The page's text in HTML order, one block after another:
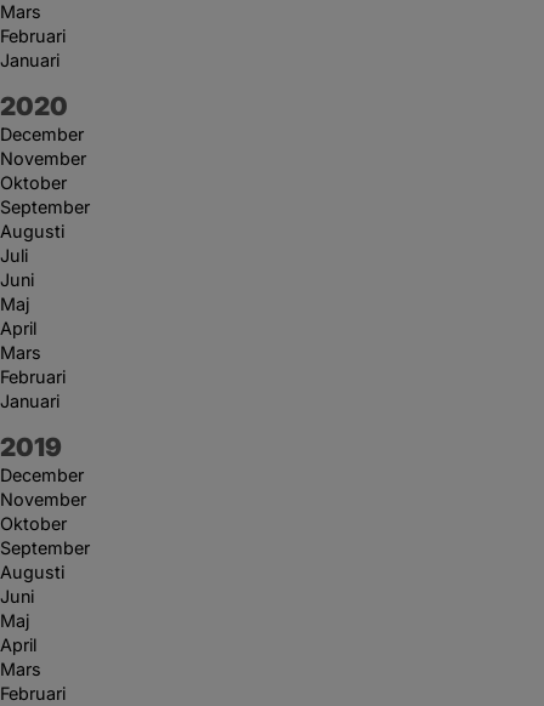
Mars
Februari
Januari
År:
2020
December
November
Oktober
September
Augusti
Juli
Juni
Maj
April
Mars
Februari
Januari
År:
2019
December
November
Oktober
September
Augusti
Juni
Maj
April
Mars
Februari